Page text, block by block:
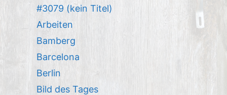
#3079 (kein Titel)
Arbeiten
Bamberg
Barcelona
Berlin
Bild des Tages